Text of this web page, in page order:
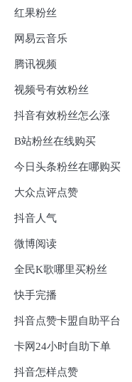
红果粉丝
网易云音乐
腾讯视频
视频号有效粉丝
抖音有效粉丝怎么涨
B站粉丝在线购买
今日头条粉丝在哪购买
大众点评点赞
抖音人气
微博阅读
全民K歌哪里买粉丝
快手完播
抖音点赞卡盟自助平台
卡网24小时自助下单
抖音怎样点赞